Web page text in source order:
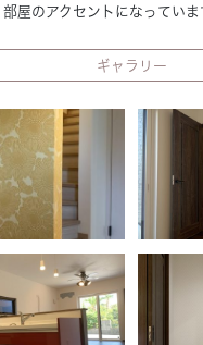
屋のアクセントになっていま
ギャラリー